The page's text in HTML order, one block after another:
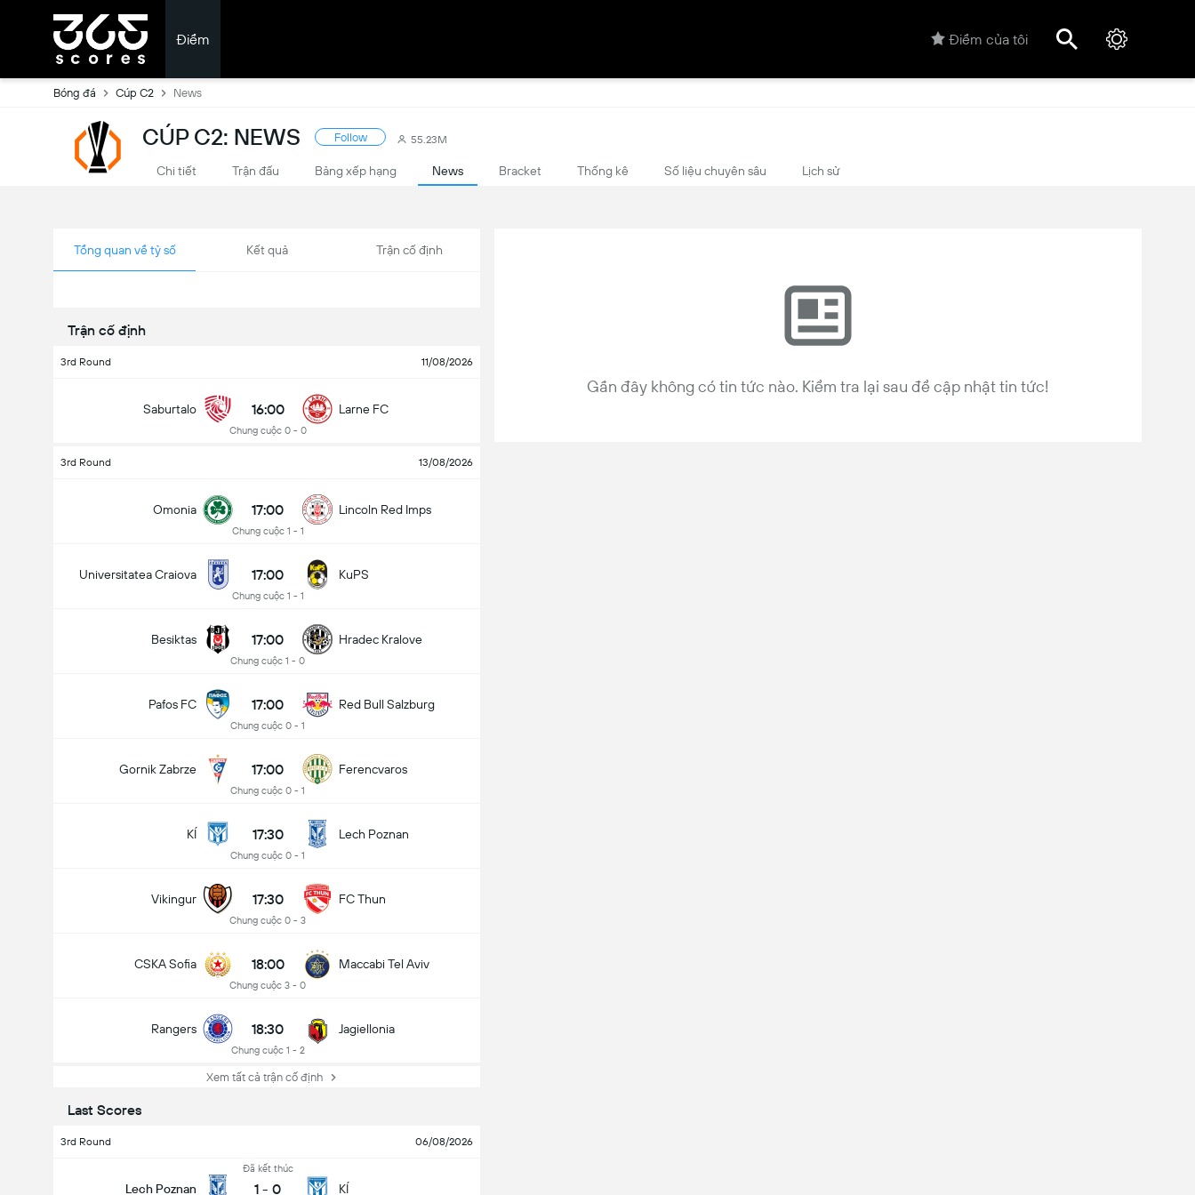
Điểm Điểm của tôi
Bóng đá Cúp C2 News
CÚP C2: NEWS Follow 55.23M
Chi tiết Trận đấu Bảng xếp hạng News Bracket Thống kê Số liệu chuyên sâu Lịch sử
Tổng quan về tỷ số Kết quả Trận cố định
Trận cố định
3rd Round 11/08/2026
Saburtalo 16:00
Chung cuộc 0 - 0
Larne FC
3rd Round 13/08/2026
Omonia 17:00
Chung cuộc 1 - 1
Lincoln Red Imps
Universitatea Craiova 17:00
Chung cuộc 1 - 1
KuPS
Besiktas 17:00
Chung cuộc 1 - 0
Hradec Kralove
Pafos FC 17:00
Chung cuộc 0 - 1
Red Bull Salzburg
Gornik Zabrze 17:00
Chung cuộc 0 - 1
Ferencvaros
KÍ 17:30
Chung cuộc 0 - 1
Lech Poznan
Vikingur 17:30
Chung cuộc 0 - 3
FC Thun
CSKA Sofia 18:00
Chung cuộc 3 - 0
Maccabi Tel Aviv
Rangers 18:30
Chung cuộc 1 - 2
Jagiellonia
Xem tất cả trận cố định
Last Scores
3rd Round 06/08/2026
Lech Poznan
Đã kết thúc
1 - 0 KÍ
Gần đây không có tin tức nào. Kiểm tra lại sau để cập nhật tin tức!